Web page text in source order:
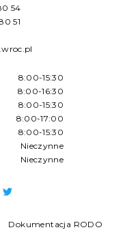
54
51
8:00-15:30
8:00-16:30
8:00-15:30
8:00-17:00
8:00-15:30
Nieczynne
Nieczynne
Dokumentacja RODO